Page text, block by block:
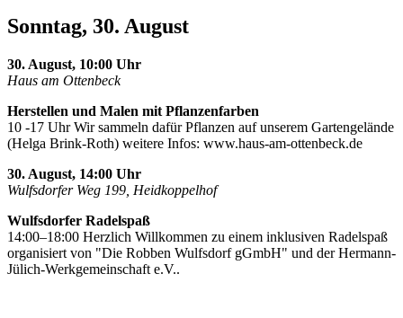
Sonntag, 30. August
30. August, 10:00 Uhr
Haus am Ottenbeck
Herstellen und Malen mit Pflanzenfarben
10 -17 Uhr Wir sammeln dafür Pflanzen auf unserem Gartengelände
(Helga Brink-Roth) weitere Infos: www.haus-am-ottenbeck.de
30. August, 14:00 Uhr
Wulfsdorfer Weg 199, Heidkoppelhof
Wulfsdorfer Radelspaß
14:00–18:00 Herzlich Willkommen zu einem inklusiven Radelspaß
organisiert von "Die Robben Wulfsdorf gGmbH" und der Hermann-
Jülich-Werkgemeinschaft e.V..